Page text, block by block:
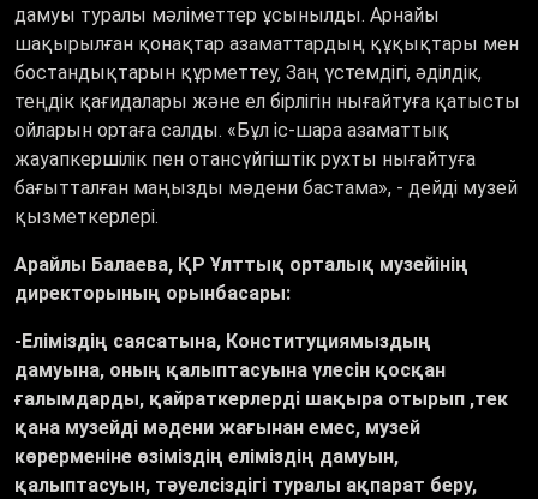
дамуы туралы мәліметтер ұсынылды. Арнайы
шақырылған қонақтар азаматтардың құқықтары мен
бостандықтарын құрметтеу, Заң үстемдігі, әділдік,
теңдік қағидалары және ел бірлігін нығайтуға қатысты
ойларын ортаға салды. «Бұл іс-шара азаматтық
жауапкершілік пен отансүйгіштік рухты нығайтуға
бағытталған маңызды мәдени бастама», - дейді музей
қызметкерлері.
Арайлы Балаева, ҚР Ұлттық орталық музейінің
директорының орынбасары:
-Еліміздің саясатына, Конституциямыздың
дамуына, оның қалыптасуына үлесін қосқан
ғалымдарды, қайраткерлерді шақыра отырып ,тек
қана музейді мәдени жағынан емес, музей
көрерменіне өзіміздің еліміздің дамуын,
қалыптасуын, тәуелсіздігі туралы ақпарат беру,